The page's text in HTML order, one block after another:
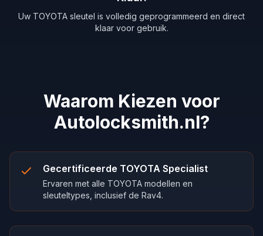
Uw TOYOTA sleutel is volledig geprogrammeerd en direct
klaar voor gebruik.
Waarom Kiezen voor
Autolocksmith.nl?
Gecertificeerde TOYOTA Specialist
Ervaren met alle TOYOTA modellen en
sleuteltypes, inclusief de Rav4.